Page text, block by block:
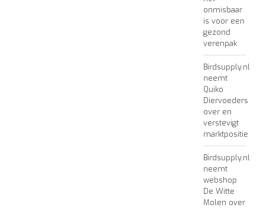
onmisbaar
is voor een
gezond
verenpak
Birdsupply.nl
neemt
Quiko
Diervoeders
over en
verstevigt
marktpositie
Birdsupply.nl
neemt
webshop
De Witte
Molen over